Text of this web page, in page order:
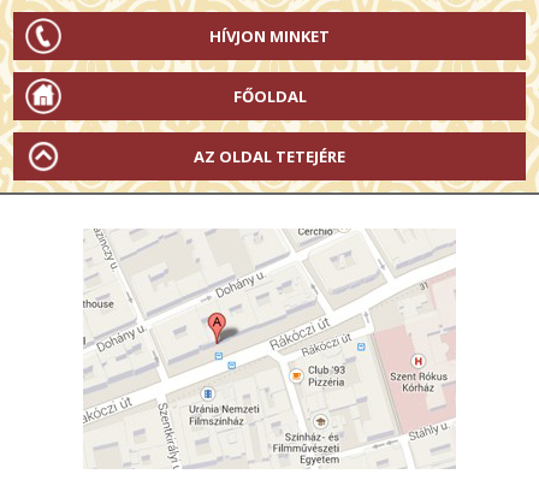
HÍVJON MINKET
FŐOLDAL
AZ OLDAL TETEJÉRE